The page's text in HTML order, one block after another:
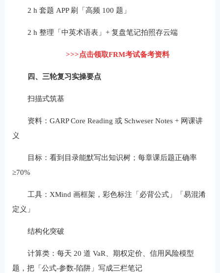
2 h 套题 APP 刷「高频 100 题」
2 h 整理「中英术语表」+ 复盘笔记拍照存云端
>>>点击领取FRM考试备考资料
四、三轮复习实操要点
扫描式筑基
资料：GARP Core Reading 或 Schweser Notes + 网课讲
义
目标：看到目录能默写出知识树；每章课后题正确率
≥70%
工具：XMind 画框架，彩色标注「必背公式」「易混淆
定义」
结构化突破
计算类：每天 20 道 VaR、期权定价、信用风险模型
题，把「公式-参数-陷阱」写成三栏笔记